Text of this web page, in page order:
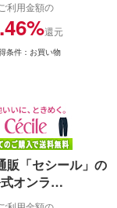
ご利用金額の
還元
条件：お買い物
販「セシール」の
オンラ…